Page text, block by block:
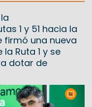
1 y 51 hacia la
firmó una nueva
Ruta 1 y se
dotar de